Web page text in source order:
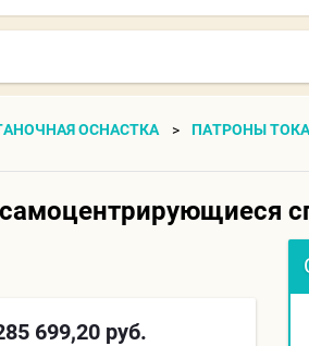
ОСНАСТКА
ПАТРОНЫ
699,20 руб.